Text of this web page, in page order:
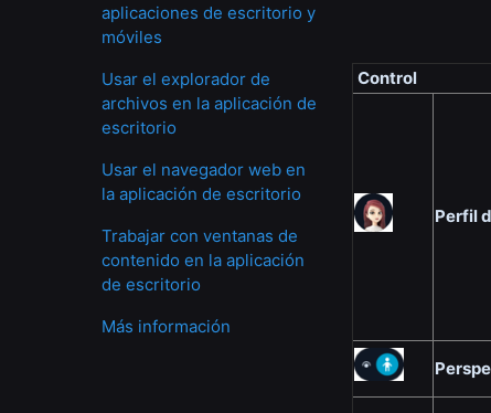
aplicaciones de escritorio y
móviles
Usar el explorador de
archivos en la aplicación de
escritorio
Usar el navegador web en
la aplicación de escritorio
Trabajar con ventanas de
contenido en la aplicación
de escritorio
Más información
Control
Perfil